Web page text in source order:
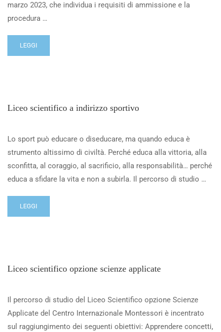
marzo 2023, che individua i requisiti di ammissione e la
procedura …
LEGGI
Liceo scientifico a indirizzo sportivo
Lo sport può educare o diseducare, ma quando educa è
strumento altissimo di civiltà. Perché educa alla vittoria, alla
sconfitta, al coraggio, al sacrificio, alla responsabilità… perché
educa a sfidare la vita e non a subirla. Il percorso di studio …
LEGGI
Liceo scientifico opzione scienze applicate
Il percorso di studio del Liceo Scientifico opzione Scienze
Applicate del Centro Internazionale Montessori è incentrato
sul raggiungimento dei seguenti obiettivi: Apprendere concetti,